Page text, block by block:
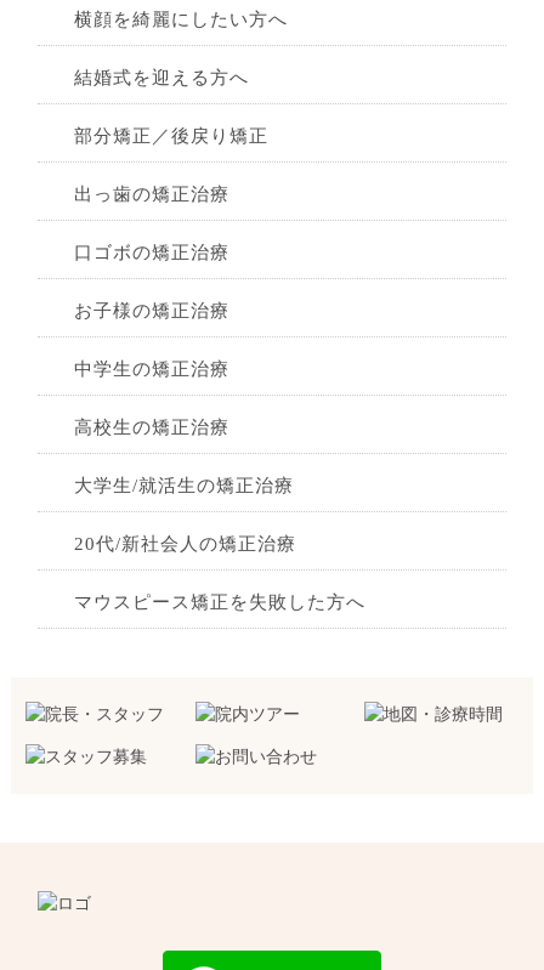
横顔を綺麗にしたい方へ
結婚式を迎える方へ
部分矯正／後戻り矯正
出っ歯の矯正治療
口ゴボの矯正治療
お子様の矯正治療
中学生の矯正治療
高校生の矯正治療
大学生/就活生の矯正治療
20代/新社会人の矯正治療
マウスピース矯正を失敗した方へ